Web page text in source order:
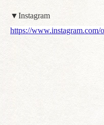
▼Instagram
https://www.instagram.com/